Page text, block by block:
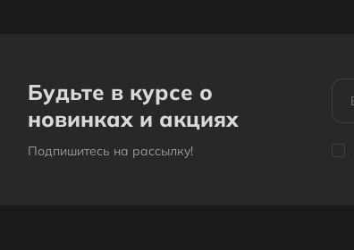
Будьте в курсе о
новинках и акциях
Подпишитесь на рассылкy!